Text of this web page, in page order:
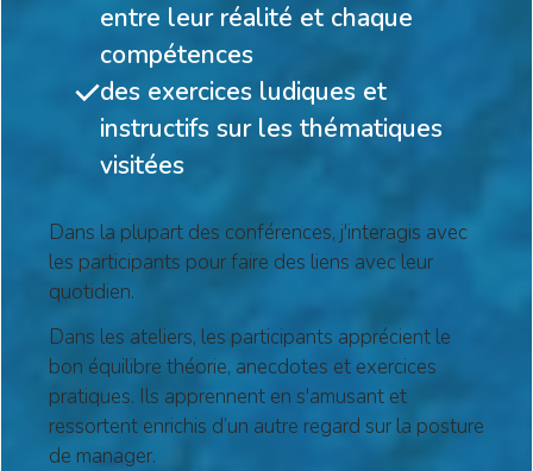
entre leur réalité et chaque
compétences
des exercices ludiques et
instructifs sur les thématiques
visitées
Dans la plupart des conférences, j'interagis avec
les participants pour faire des liens avec leur
quotidien.
Dans les ateliers, les participants apprécient le
bon équilibre théorie, anecdotes et exercices
pratiques. Ils apprennent en s'amusant et
ressortent enrichis d’un autre regard sur la posture
de manager.